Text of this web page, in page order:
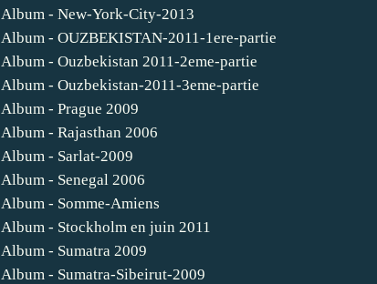
Album - New-York-City-2013
Album - OUZBEKISTAN-2011-1ere-partie
Album - Ouzbekistan 2011-2eme-partie
Album - Ouzbekistan-2011-3eme-partie
Album - Prague 2009
Album - Rajasthan 2006
Album - Sarlat-2009
Album - Senegal 2006
Album - Somme-Amiens
Album - Stockholm en juin 2011
Album - Sumatra 2009
Album - Sumatra-Sibeirut-2009